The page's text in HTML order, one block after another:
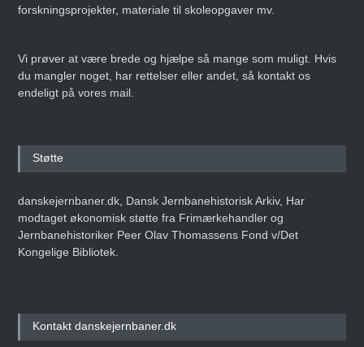
forskningsprojekter, materiale til skoleopgaver mv.
Vi prøver at være brede og hjælpe så mange som muligt. Hvis
du mangler noget, har rettelser eller andet, så kontakt os
endeligt på vores mail.
Støtte
danskejernbaner.dk, Dansk Jernbanehistorisk Arkiv, Har
modtaget økonomisk støtte fra Frimærkehandler og
Jernbanehistoriker Peer Olav Thomassens Fond v/Det
Kongelige Bibliotek.
Kontakt danskejernbaner.dk